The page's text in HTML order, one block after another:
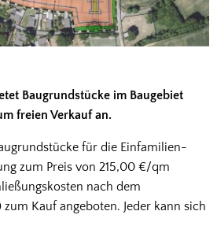
Baugrundstücke im Baugebiet
freien Verkauf an.
für die Einfamilien-
zum Preis von 215,00 €/qm
nach dem
zum Kauf angeboten. Jeder kann sich